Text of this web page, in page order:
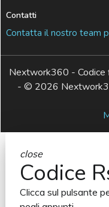
Contatti
Contatta il nostro team
Nextwork360 -
- © 2026
close
Codice
Clicca sul pulsante